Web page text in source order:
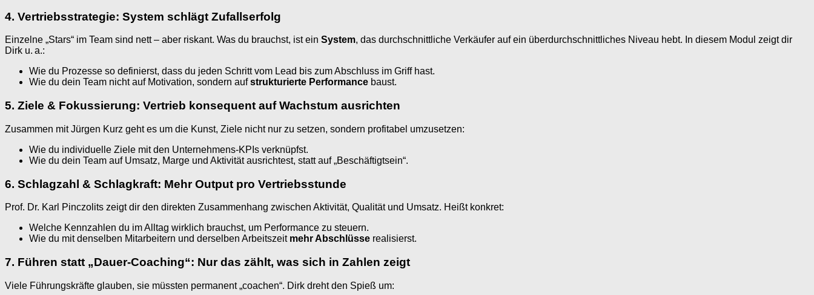
4. Vertriebsstrategie: System schlägt Zufallserfolg
Einzelne „Stars“ im Team sind nett – aber riskant. Was du brauchst, ist ein System, das durchschnittliche Verkäufer auf ein überdurchschnittliches Niveau hebt. In diesem Modul zeigt dir
Dirk u. a.:
Wie du Prozesse so definierst, dass du jeden Schritt vom Lead bis zum Abschluss im Griff hast.
Wie du dein Team nicht auf Motivation, sondern aufstrukturierte Performance baust.
5. Ziele & Fokussierung: Vertrieb konsequent auf Wachstum ausrichten
Zusammen mit Jürgen Kurz geht es um die Kunst, Ziele nicht nur zu setzen, sondern profitabel umzusetzen:
Wie du individuelle Ziele mit den Unternehmens-KPIs verknüpfst.
Wie du dein Team auf Umsatz, Marge und Aktivität ausrichtest, statt auf „Beschäftigtsein“.
6. Schlagzahl & Schlagkraft: Mehr Output pro Vertriebsstunde
Prof. Dr. Karl Pinczolits zeigt dir den direkten Zusammenhang zwischen Aktivität, Qualität und Umsatz. Heißt konkret:
Welche Kennzahlen du im Alltag wirklich brauchst, um Performance zu steuern.
Wie du mit denselben Mitarbeitern und derselben Arbeitszeit mehr Abschlüsse realisierst.
7. Führen statt „Dauer-Coaching“: Nur das zählt, was sich in Zahlen zeigt
Viele Führungskräfte glauben, sie müssten permanent „coachen“. Dirk dreht den Spieß um: